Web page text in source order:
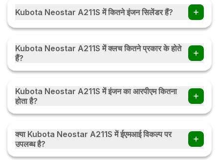
Kubota Neostar A211S में कितने इंजन सिलेंडर हैं?
Kubota Neostar A211S में 3 इंजन सिलेंडर हैं।
Kubota Neostar A211S में क्लच कितने प्रकार के होते
हैं?
Kubota Neostar A211S में क्लच Dry Single Plate प्रकार के होते हैं।
Kubota Neostar A211S में इंजन का आरपीएम कितना
होता है?
Kubota Neostar A211S में इंजन का होता हैं।
क्या Kubota Neostar A211S में ईएमआई विकल्प पर
उपलब्ध है?